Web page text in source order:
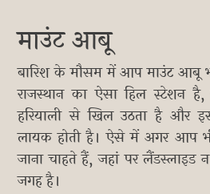
माउंट आबू
बारिश के मौसम में आप माउंट आबू
राजस्थान का ऐसा हिल स्टेशन
हरियाली से खिल उठता है और
लायक होती है। ऐसे में अगर आप
जाना चाहते हैं, जहां पर लैंडस्लाइड
जगह है।